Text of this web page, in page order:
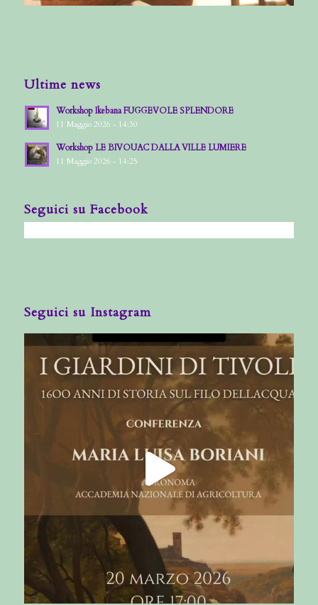
Ultime news
Workshop Ikebana FUGGEVOLE SPLENDORE
11 Maggio 2026 - 14:30
Workshop LE BIVOUAC DALLA VILLE LUMIERE
11 Maggio 2026 - 14:25
Seguici su Facebook
Seguici su Instagram